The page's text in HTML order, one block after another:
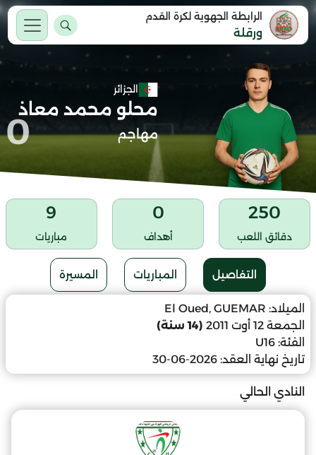
الرابطة الجهوية لكرة القدم
ورقلة
الجزائر
محلو محمد معاذ
مهاجم 0
250
دقائق اللعب
0
أهداف
9
مباريات
التفاصيل المباريات المسيرة
الميلاد: El Oued, GUEMAR
الجمعة 12 أوت 2011
(14 سنة)
الفئة: U16
تاريخ نهاية العقد: 2026-06-30
النادي الحالي